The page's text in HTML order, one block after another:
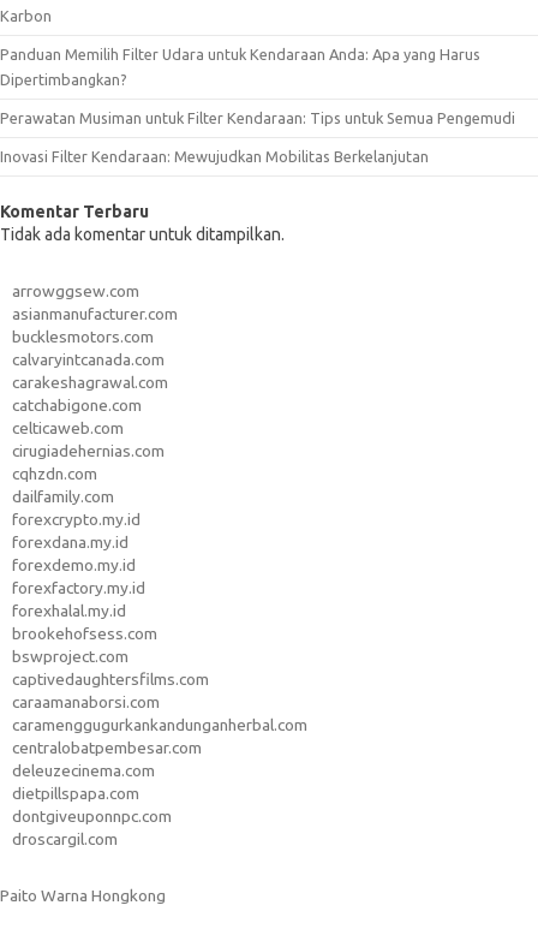
Karbon
Panduan Memilih Filter Udara untuk Kendaraan Anda: Apa yang Harus
Dipertimbangkan?
Perawatan Musiman untuk Filter Kendaraan: Tips untuk Semua Pengemudi
Inovasi Filter Kendaraan: Mewujudkan Mobilitas Berkelanjutan
Komentar Terbaru
Tidak ada komentar untuk ditampilkan.
arrowggsew.com
asianmanufacturer.com
bucklesmotors.com
calvaryintcanada.com
carakeshagrawal.com
catchabigone.com
celticaweb.com
cirugiadehernias.com
cqhzdn.com
dailfamily.com
forexcrypto.my.id
forexdana.my.id
forexdemo.my.id
forexfactory.my.id
forexhalal.my.id
brookehofsess.com
bswproject.com
captivedaughtersfilms.com
caraamanaborsi.com
caramenggugurkankandunganherbal.com
centralobatpembesar.com
deleuzecinema.com
dietpillspapa.com
dontgiveuponnpc.com
droscargil.com
Paito Warna Hongkong